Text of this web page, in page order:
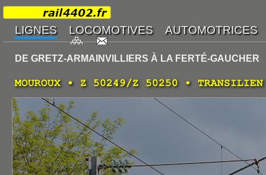
DE GRETZ-ARMAINVILLIERS À LA FERTÉ-GAUCHER
MOUROUX • Z 50249/Z 50250 • TRANSILIEN